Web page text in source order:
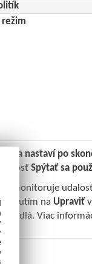
režim
sa nastaví po
Spýtať sa
monitoruje
na Upraviť
Viac